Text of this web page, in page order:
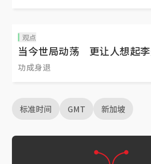
观点
当今世局动荡 更让人想起
功成身退
标准时间 GMT 新加坡